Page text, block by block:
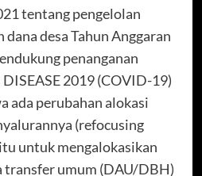
tentang pengelolan
desa Tahun Anggaran
penanganan
2019 (COVID-19)
ada perubahan alokasi
(refocusing
untuk mengalokasikan
transfer umum (DAU/DBH)